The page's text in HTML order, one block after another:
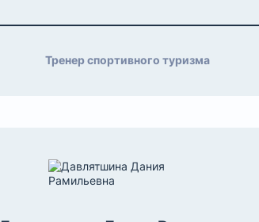
Тренер спортивного туризма